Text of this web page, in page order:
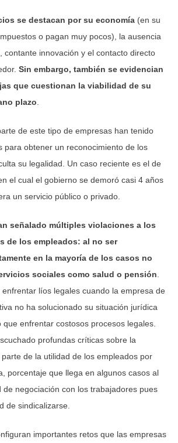
se destacan por su economía (en su
o pagan muy pocos), la ausencia
contante innovación y el contacto directo
Sin embargo, también se evidencian
que cuestionan la viabilidad de su
plazo.
de este tipo de empresas han tenido
para obtener un reconocimiento de los
su legalidad. Un caso reciente es el de
el cual el gobierno se demoró casi 4 años
un servicio público o privado.
señalado múltiples violaciones a los
de los empleados: al no ser
en la mayoría de los casos no
sociales como salud o pensión.
líos legales cuando la empresa de
no ha solucionado su situación jurídica
enfrentar costosos procesos legales.
profundas críticas sobre la
de la utilidad de los empleados por
porcentaje que llega en algunos casos al
de negociación con los trabajadores pues
de sindicalizarse.
importantes retos que las empresas